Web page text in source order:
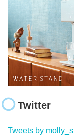
Twitter
Tweets by